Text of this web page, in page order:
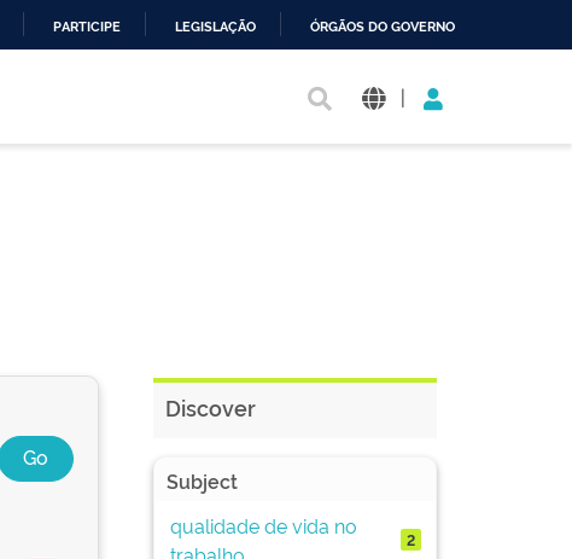
PARTICIPE LEGISLAÇÃO ÓRGÃOS DO GOVERNO
|
Discover
Subject
qualidade de vida no
trabalho
2